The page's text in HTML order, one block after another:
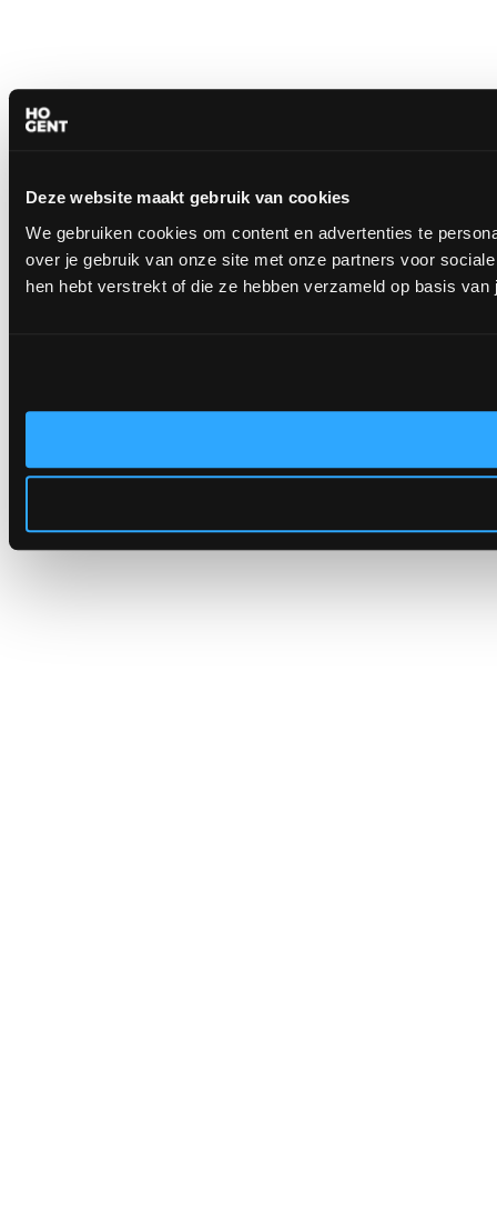
Deze website maakt gebruik van cookies
We gebruiken cookies om content en advertenties te
over je gebruik van onze site met onze partners voor
hen hebt verstrekt of die ze hebben verzameld op basis van